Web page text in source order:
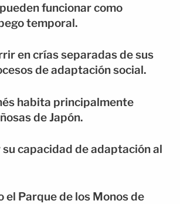
funcionar como
temporal.
en crías separadas de sus
de adaptación social.
habita principalmente
de Japón.
su capacidad de adaptación al
el Parque de los Monos de